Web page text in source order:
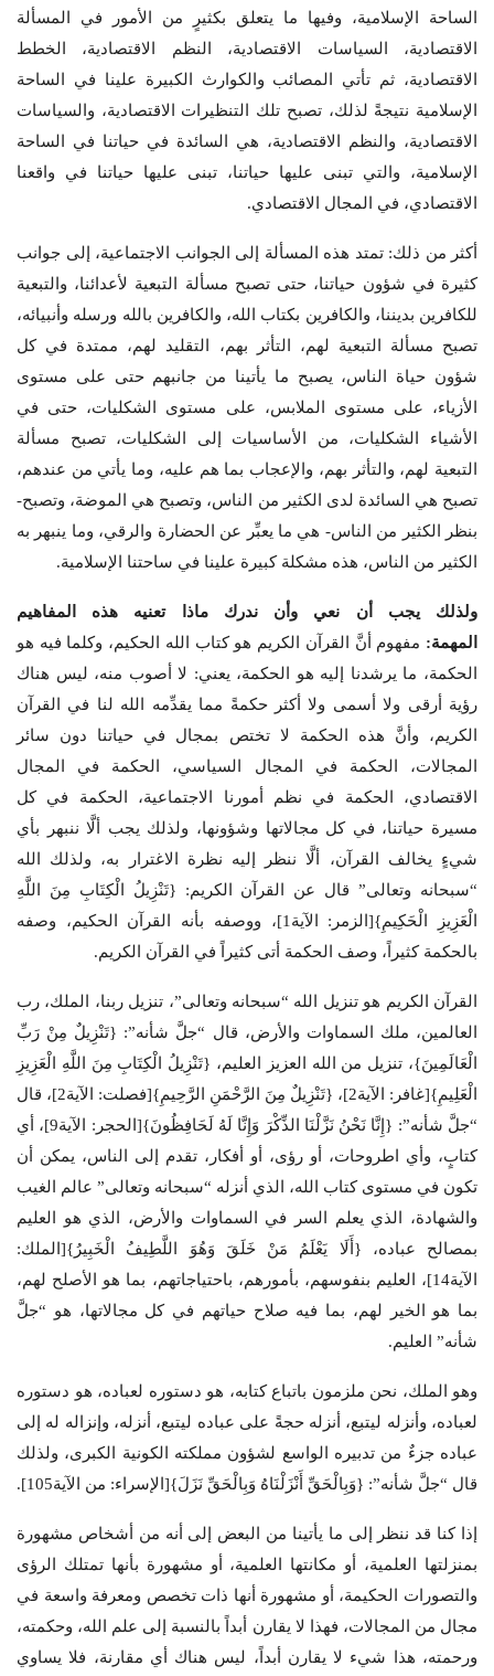
الساحة الإسلامية، وفيها ما يتعلق بكثيرٍ من الأمور في المسألة
الاقتصادية، السياسات الاقتصادية، النظم الاقتصادية، الخطط
الاقتصادية، ثم تأتي المصائب والكوارث الكبيرة علينا في الساحة
الإسلامية نتيجةً لذلك، تصبح تلك التنظيرات الاقتصادية، والسياسات
الاقتصادية، والنظم الاقتصادية، هي السائدة في حياتنا في الساحة
الإسلامية، والتي تبنى عليها حياتنا، تبنى عليها حياتنا في واقعنا
الاقتصادي، في المجال الاقتصادي.
أكثر من ذلك: تمتد هذه المسألة إلى الجوانب الاجتماعية، إلى جوانب
كثيرة في شؤون حياتنا، حتى تصبح مسألة التبعية لأعدائنا، والتبعية
للكافرين بديننا، والكافرين بكتاب الله، والكافرين بالله ورسله وأنبيائه،
تصبح مسألة التبعية لهم، التأثر بهم، التقليد لهم، ممتدة في كل
شؤون حياة الناس، يصبح ما يأتينا من جانبهم حتى على مستوى
الأزياء، على مستوى الملابس، على مستوى الشكليات، حتى في
الأشياء الشكليات، من الأساسيات إلى الشكليات، تصبح مسألة
التبعية لهم، والتأثر بهم، والإعجاب بما هم عليه، وما يأتي من عندهم،
تصبح هي السائدة لدى الكثير من الناس، وتصبح هي الموضة، وتصبح-
بنظر الكثير من الناس- هي ما يعبِّر عن الحضارة والرقي، وما ينبهر به
الكثير من الناس، هذه مشكلة كبيرة علينا في ساحتنا الإسلامية.
ولذلك يجب أن نعي وأن ندرك ماذا تعنيه هذه المفاهيم
المهمة: مفهوم أنَّ القرآن الكريم هو كتاب الله الحكيم، وكلما فيه هو
الحكمة، ما يرشدنا إليه هو الحكمة، يعني: لا أصوب منه، ليس هناك
رؤية أرقى ولا أسمى ولا أكثر حكمةً مما يقدِّمه الله لنا في القرآن
الكريم، وأنَّ هذه الحكمة لا تختص بمجال في حياتنا دون سائر
المجالات، الحكمة في المجال السياسي، الحكمة في المجال
الاقتصادي، الحكمة في نظم أمورنا الاجتماعية، الحكمة في كل
مسيرة حياتنا، في كل مجالاتها وشؤونها، ولذلك يجب ألَّا ننبهر بأي
شيءٍ يخالف القرآن، ألَّا ننظر إليه نظرة الاغترار به، ولذلك الله
“سبحانه وتعالى” قال عن القرآن الكريم: {تَنْزِيلُ الْكِتَابِ مِنَ اللَّهِ
الْعَزِيزِ الْحَكِيمِ}[الزمر: الآية1]، ووصفه بأنه القرآن الحكيم، وصفه
بالحكمة كثيراً، وصف الحكمة أتى كثيراً في القرآن الكريم.
القرآن الكريم هو تنزيل الله “سبحانه وتعالى”، تنزيل ربنا، الملك، رب
العالمين، ملك السماوات والأرض، قال “جلَّ شأنه”: {تَنْزِيلٌ مِنْ رَبِّ
الْعَالَمِينَ}، تنزيل من الله العزيز العليم، {تَنْزِيلُ الْكِتَابِ مِنَ اللَّهِ الْعَزِيزِ
الْعَلِيمِ}[غافر: الآية2]، {تَنْزِيلٌ مِنَ الرَّحْمَنِ الرَّحِيمِ}[فصلت: الآية2]، قال
“جلَّ شأنه”: {إِنَّا نَحْنُ نَزَّلْنَا الذِّكْرَ وَإِنَّا لَهُ لَحَافِظُونَ}[الحجر: الآية9]، أي
كتابٍ، وأي اطروحات، أو رؤى، أو أفكار، تقدم إلى الناس، يمكن أن
تكون في مستوى كتاب الله، الذي أنزله “سبحانه وتعالى” عالم الغيب
والشهادة، الذي يعلم السر في السماوات والأرض، الذي هو العليم
بمصالح عباده، {أَلَا يَعْلَمُ مَنْ خَلَقَ وَهُوَ اللَّطِيفُ الْخَبِيرُ}[الملك:
الآية14]، العليم بنفوسهم، بأمورهم، باحتياجاتهم، بما هو الأصلح لهم،
بما هو الخير لهم، بما فيه صلاح حياتهم في كل مجالاتها، هو “جلَّ
شأنه” العليم.
وهو الملك، نحن ملزمون باتباع كتابه، هو دستوره لعباده، هو دستوره
لعباده، وأنزله ليتبع، أنزله حجةً على عباده ليتبع، أنزله، وإنزاله له إلى
عباده جزءٌ من تدبيره الواسع لشؤون مملكته الكونية الكبرى، ولذلك
قال “جلَّ شأنه”: {وَبِالْحَقِّ أَنْزَلْنَاهُ وَبِالْحَقِّ نَزَلَ}[الإسراء: من الآية105].
إذا كنا قد ننظر إلى ما يأتينا من البعض إلى أنه من أشخاص مشهورة
بمنزلتها العلمية، أو مكانتها العلمية، أو مشهورة بأنها تمتلك الرؤى
والتصورات الحكيمة، أو مشهورة أنها ذات تخصص ومعرفة واسعة في
مجال من المجالات، فهذا لا يقارن أبداً بالنسبة إلى علم الله، وحكمته،
ورحمته، هذا شيء لا يقارن أبداً، ليس هناك أي مقارنة، فلا يساوي